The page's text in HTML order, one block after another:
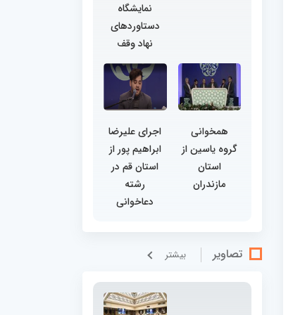
نمایشگاه
دستاوردهای
نهاد وقف
همخوانی
گروه یاسین از
استان
مازندران
اجرای علیرضا
ابراهیم پور از
استان قم در
رشته
دعاخوانی
تصاویر بيشتر